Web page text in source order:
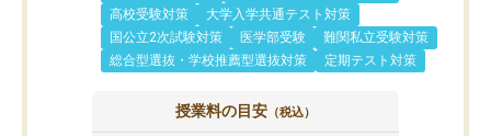
高校受験対策
大学入学共通テスト対策
国公立2次試験対策
医学部受験
難関私立受験対策
総合型選抜・学校推薦型選抜対策
定期テスト対策
授業料の目安 （税込）